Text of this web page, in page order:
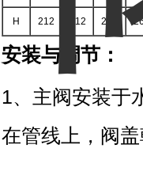
H 212 212 212
安装与调节：
1、主阀安装于
在管线上，阀